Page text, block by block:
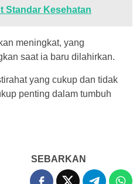
Standar Kesehatan
meningkat, yang
saat ia baru dilahirkan.
yang cukup dan tidak
penting dalam tumbuh
SEBARKAN